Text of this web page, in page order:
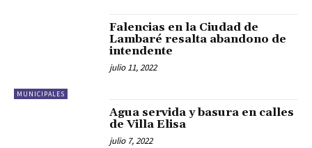
MUNICIPALES
Falencias en la Ciudad de
Lambaré resalta abandono de
intendente
julio 11, 2022
Agua servida y basura en calles
de Villa Elisa
julio 7, 2022